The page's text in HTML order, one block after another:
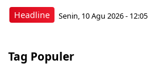
Headline Senin, 10 Agu 2026 - 12:05
Tag Populer